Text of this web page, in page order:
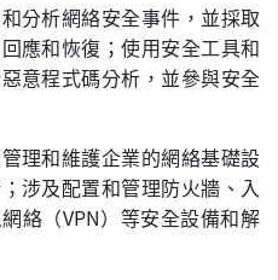
分析網絡安全事件，並採取
應和恢復；使用安全工具和
意程式碼分析，並參與安全
理和維護企業的網絡基礎設
涉及配置和管理防火牆、入
絡（VPN）等安全設備和解